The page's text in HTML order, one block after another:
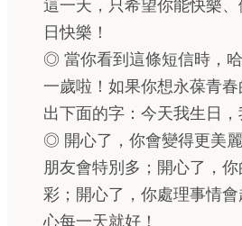
這一天，只希望你能快樂
日快樂！
◎ 當你看到這條短信時，
一歲啦！如果你想永葆青
出下面的字：今天我生日，
◎ 開心了，你會變得更美
朋友會特別多；開心了，
彩；開心了，你處理事情
心每一天就好！